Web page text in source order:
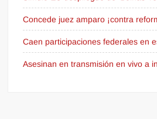
Concede juez amparo ¡contra
Caen participaciones federales en
Asesinan en transmisión en vivo a